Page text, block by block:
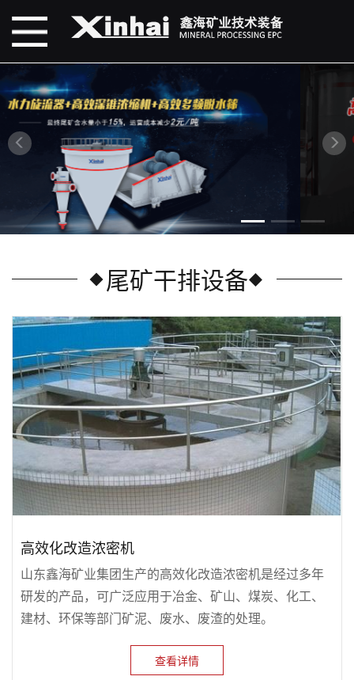
尾矿干排设备
高效化改造浓密机
山东鑫海矿业集团生产的高效化改造浓密机是经过多年
研发的产品，可广泛应用于冶金、矿山、煤炭、化工、
建材、环保等部门矿泥、废水、废渣的处理。
查看详情